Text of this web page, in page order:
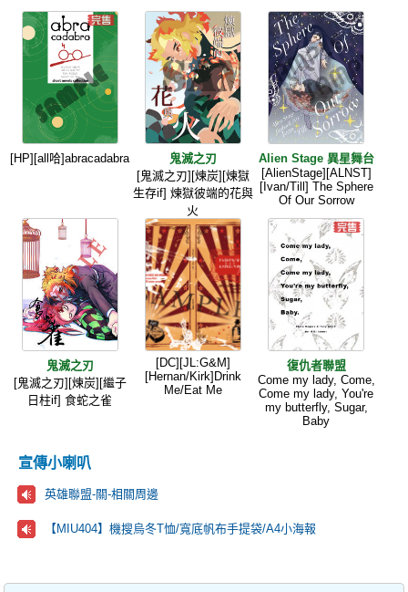
[HP][all哈]abracadabra
鬼滅之刃
[鬼滅之刃][煉炭][煉獄
生存if] 煉獄彼端的花與
火
Alien Stage 異星舞台
[AlienStage][ALNST]
[Ivan/Till] The Sphere
Of Our Sorrow
鬼滅之刃
[鬼滅之刃][煉炭][繼子
日柱if] 食蛇之雀
[DC][JL:G&M]
[Hernan/Kirk]Drink
Me/Eat Me
復仇者聯盟
Come my lady, Come,
Come my lady, You're
my butterfly, Sugar,
Baby
宣傳小喇叭
英雄聯盟-關-相關周邊
【MIU404】機搜烏冬T恤/寬底帆布手提袋/A4小海報